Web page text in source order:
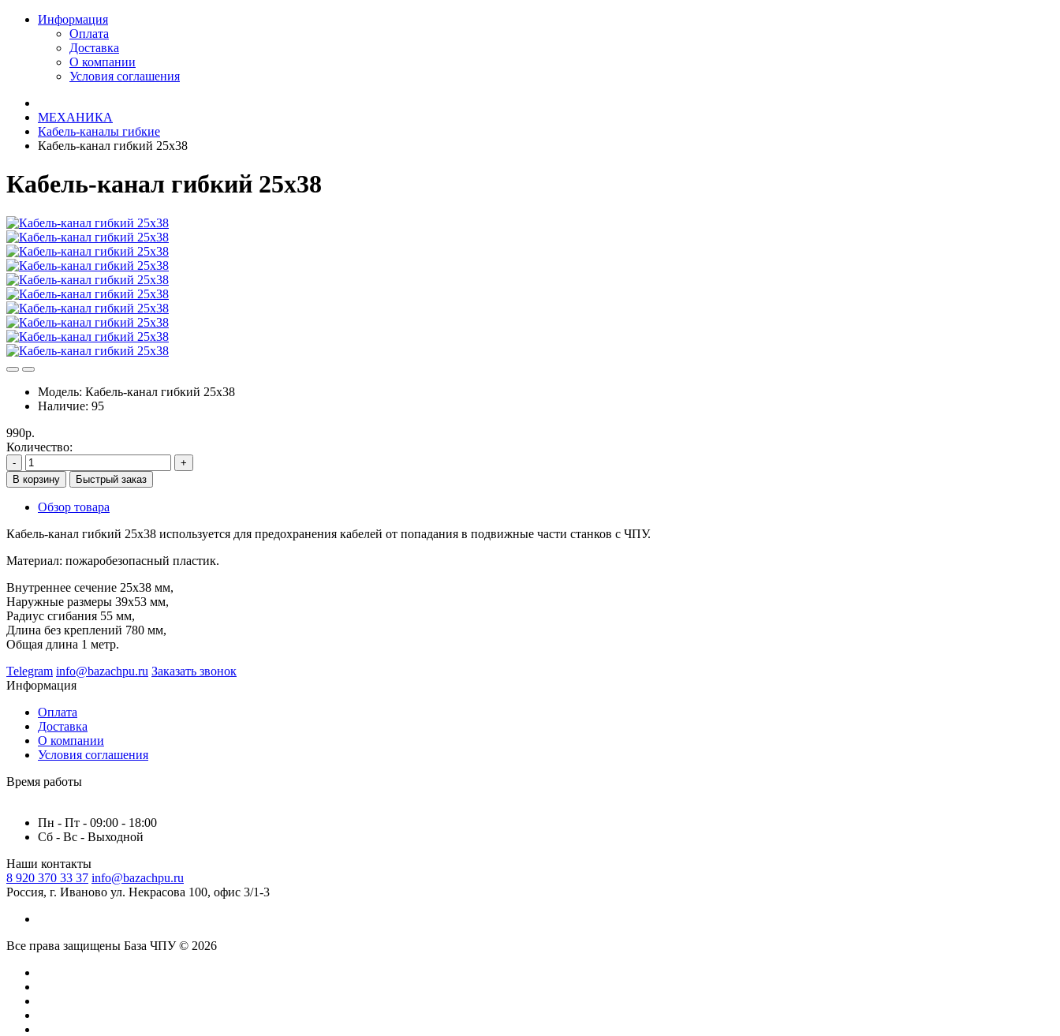
Информация
Оплата
Доставка
О компании
Условия соглашения
МЕХАНИКА
Кабель-каналы гибкие
Кабель-канал гибкий 25х38
Кабель-канал гибкий 25х38
Модель: Кабель-канал гибкий 25х38
Наличие: 95
990р.
Количество:
-
+
В корзину
Быстрый заказ
Обзор товара
Кабель-канал гибкий 25х38 используется для предохранения кабелей от попадания в подвижные части станков с ЧПУ.
Материал: пожаробезопасный пластик.
Внутреннее сечение 25х38 мм,
Наружные размеры 39х53 мм,
Радиус сгибания 55 мм,
Длина без креплений 780 мм,
Общая длина 1 метр.
Telegram info@bazachpu.ru Заказать звонок
Информация
Оплата
Доставка
О компании
Условия соглашения
Время работы
Пн - Пт - 09:00 - 18:00
Сб - Вс - Выходной
Наши контакты
8 920 370 33 37 info@bazachpu.ru
Россия, г. Иваново ул. Некрасова 100, офис 3/1-3
Все права защищены База ЧПУ © 2026